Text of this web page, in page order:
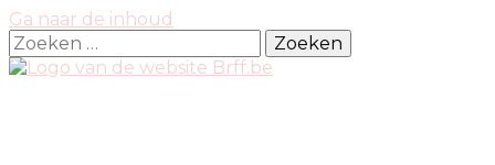
Ga naar de inhoud
Zoeken
naar: